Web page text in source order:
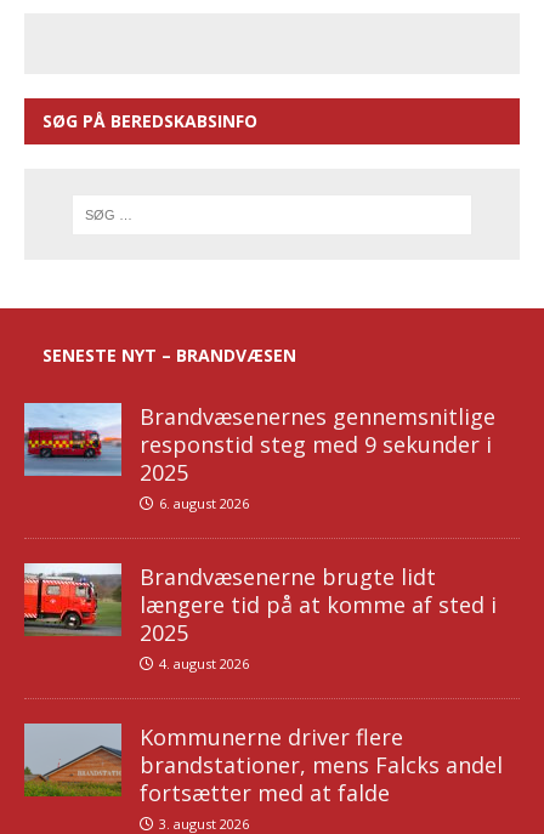
SØG PÅ BEREDSKABSINFO
SENESTE NYT – BRANDVÆSEN
Brandvæsenernes gennemsnitlige
responstid steg med 9 sekunder i
2025
6. august 2026
Brandvæsenerne brugte lidt
længere tid på at komme af sted i
2025
4. august 2026
Kommunerne driver flere
brandstationer, mens Falcks andel
fortsætter med at falde
3. august 2026